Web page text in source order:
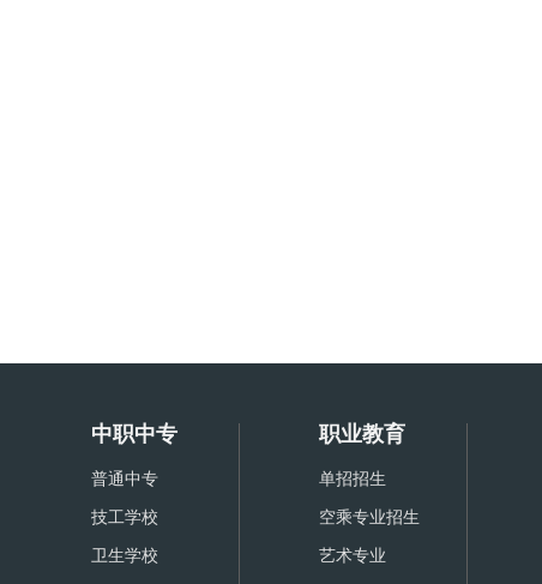
中职中专
普通中专
技工学校
卫生学校
职业教育
单招招生
空乘专业招生
艺术专业